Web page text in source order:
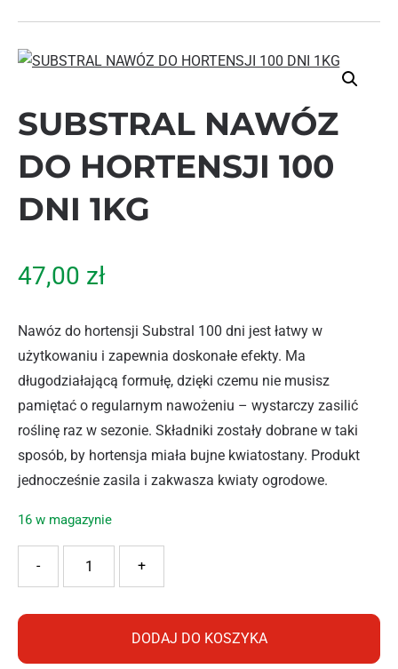
SUBSTRAL NAWÓZ
DO HORTENSJI 100
DNI 1KG
47,00 zł
Nawóz do hortensji Substral 100 dni jest łatwy w
użytkowaniu i zapewnia doskonałe efekty. Ma
długodziałającą formułę, dzięki czemu nie musisz
pamiętać o regularnym nawożeniu – wystarczy zasilić
roślinę raz w sezonie. Składniki zostały dobrane w taki
sposób, by hortensja miała bujne kwiatostany. Produkt
jednocześnie zasila i zakwasza kwiaty ogrodowe.
16 w magazynie
+
-
DODAJ DO KOSZYKA